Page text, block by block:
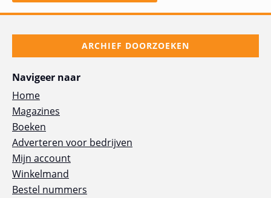
ARCHIEF DOORZOEKEN
Navigeer naar
Home
Magazines
Boeken
Adverteren voor bedrijven
Mijn account
Winkelmand
Bestel nummers